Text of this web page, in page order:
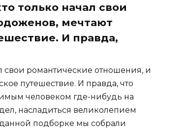
только начал свои
мечтают
И правда,
свои романтические отношения, и
путешествие. И правда, что
человеком где-нибудь на
насладиться великолепием
подборке мы собрали